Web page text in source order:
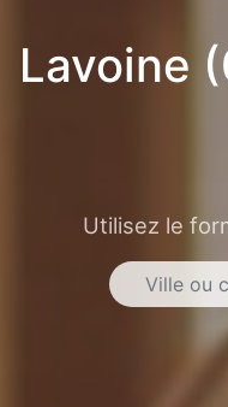
Lavoine
Utilisez le